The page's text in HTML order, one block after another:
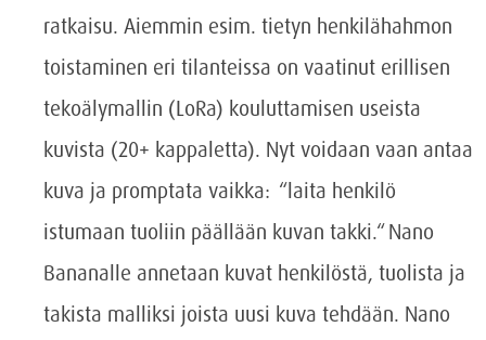
ratkaisu. Aiemmin esim. tietyn henkilähahmon
toistaminen eri tilanteissa on vaatinut erillisen
tekoälymallin (LoRa) kouluttamisen useista
kuvista (20+ kappaletta). Nyt voidaan vaan antaa
kuva ja promptata vaikka: “laita henkilö
istumaan tuoliin päällään kuvan takki.“ Nano
Bananalle annetaan kuvat henkilöstä, tuolista ja
takista malliksi joista uusi kuva tehdään. Nano